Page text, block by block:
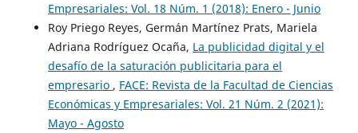
Empresariales: Vol. 18 Núm. 1 (2018): Enero - Junio
Roy Priego Reyes, Germán Martínez Prats, Mariela
Adriana Rodríguez Ocaña, La publicidad digital y el
desafío de la saturación publicitaria para el
empresario , FACE: Revista de la Facultad de Ciencias
Económicas y Empresariales: Vol. 21 Núm. 2 (2021):
Mayo - Agosto